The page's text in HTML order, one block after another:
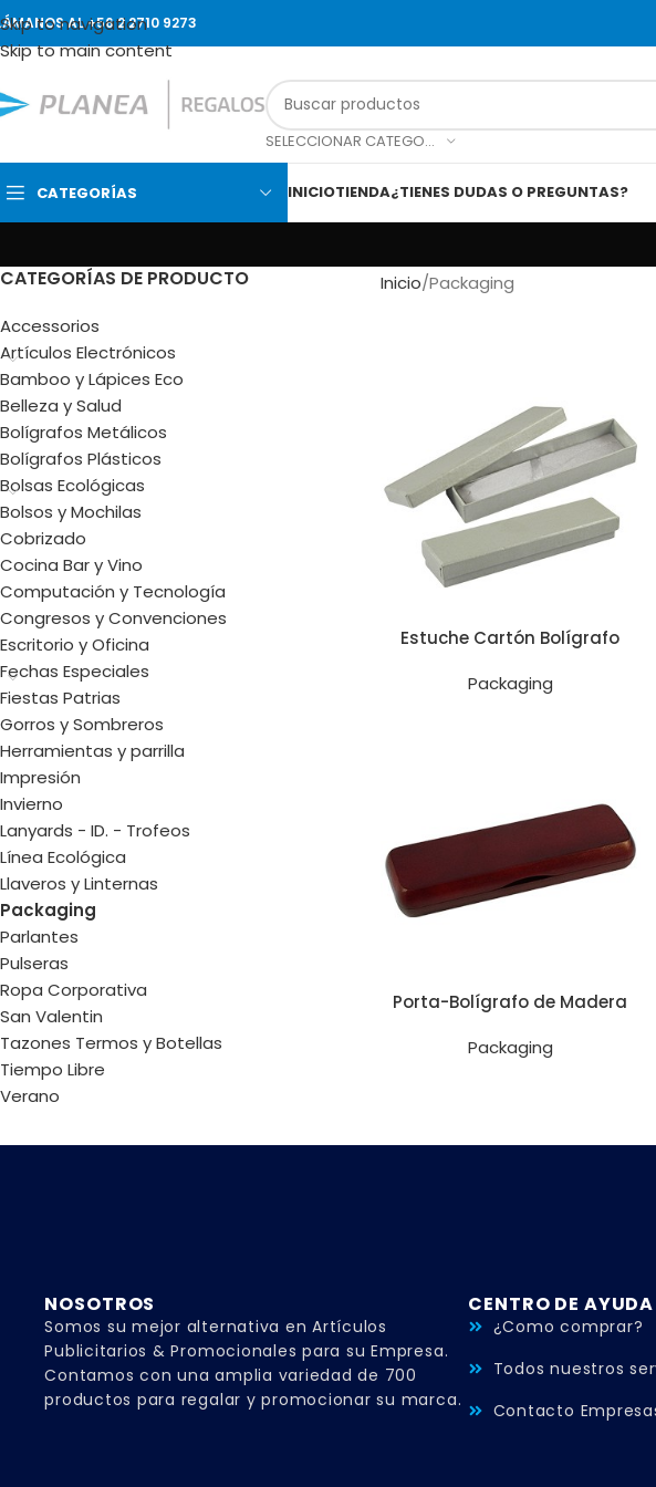
Skip to navigation
Skip to main content
AL +56 2 2710 9273
SELECCIONAR CATEGORÍA
CATEGORÍAS INICIOTIENDA¿TIENES DUDAS O PREGUNTAS?
CATEGORÍAS DE PRODUCTO
Accessorios
Artículos Electrónicos
Bamboo y Lápices Eco
Belleza y Salud
Bolígrafos Metálicos
Bolígrafos Plásticos
Bolsas Ecológicas
Bolsos y Mochilas
Cobrizado
Cocina Bar y Vino
Computación y Tecnología
Congresos y Convenciones
Escritorio y Oficina
Fechas Especiales
Fiestas Patrias
Gorros y Sombreros
Herramientas y parrilla
Impresión
Invierno
Lanyards - ID. - Trofeos
Línea Ecológica
Llaveros y Linternas
Packaging
Parlantes
Pulseras
Ropa Corporativa
San Valentin
Tazones Termos y Botellas
Tiempo Libre
Verano
Inicio Packaging
Estuche Cartón Bolígrafo
Packaging
Porta-Bolígrafo de Madera
Packaging
NOSOTROS
Somos su mejor alternativa en Artículos
Publicitarios & Promocionales para su Empresa.
Contamos con una amplia variedad de 700
productos para regalar y promocionar su marca.
CENTRO DE AYUDA
¿Como comprar?
Todos nuestros
Contacto